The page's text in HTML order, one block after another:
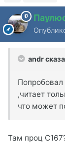
andr
,читает
что может
Там проц